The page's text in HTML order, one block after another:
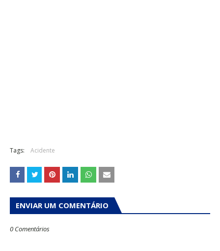
Tags: Acidente
ENVIAR UM COMENTÁRIO
0 Comentários